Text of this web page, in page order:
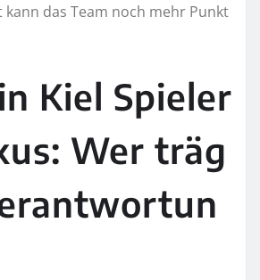
kann das Team noch mehr Punkt
Kiel Spieler
Wer träg